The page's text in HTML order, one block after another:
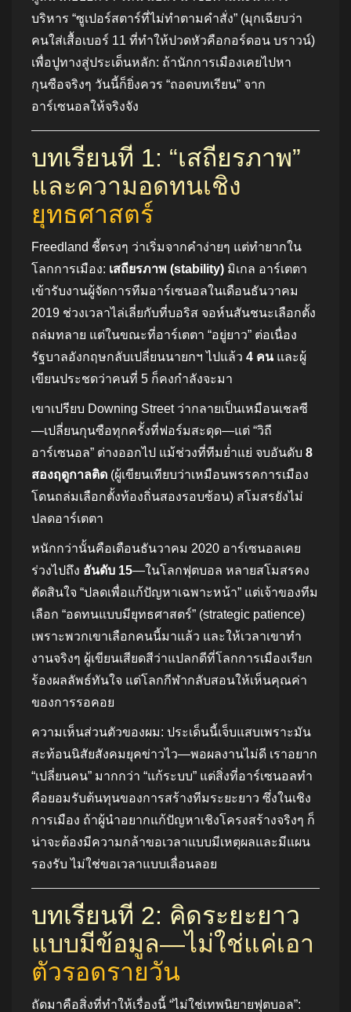
บริหาร “ซูเปอร์สตาร์ที่ไม่ทำตามคำสั่ง” (มุกเฉียบว่า
คนใส่เสื้อเบอร์ 11 ที่ทำให้ปวดหัวคือกอร์ดอน บราวน์)
เพื่อปูทางสู่ประเด็นหลัก: ถ้านักการเมืองเคยไปหา
กุนซือจริงๆ วันนี้ก็ยิ่งควร “ถอดบทเรียน” จาก
อาร์เซนอลให้จริงจัง
บทเรียนที่ 1: “เสถียรภาพ”
และความอดทนเชิง
ยุทธศาสตร์
Freedland ชี้ตรงๆ ว่าเริ่มจากคำง่ายๆ แต่ทำยากใน
โลกการเมือง: เสถียรภาพ (stability) มิเกล อาร์เตตา
เข้ารับงานผู้จัดการทีมอาร์เซนอลในเดือนธันวาคม
2019 ช่วงเวลาไล่เลี่ยกับที่บอริส จอห์นสันชนะเลือกตั้ง
ถล่มทลาย แต่ในขณะที่อาร์เตตา “อยู่ยาว” ต่อเนื่อง
รัฐบาลอังกฤษกลับเปลี่ยนนายกฯ ไปแล้ว 4 คนและผู้
เขียนประชดว่าคนที่ 5 ก็คงกำลังจะมา
เขาเปรียบ Downing Street ว่ากลายเป็นเหมือนเชลซี
—เปลี่ยนกุนซือทุกครั้งที่ฟอร์มสะดุด—แต่ “วิถี
อาร์เซนอล” ต่างออกไป แม้ช่วงที่ทีมย่ำแย่ จบอันดับ 8
สองฤดูกาลติด (ผู้เขียนเทียบว่าเหมือนพรรคการเมือง
โดนถล่มเลือกตั้งท้องถิ่นสองรอบซ้อน) สโมสรยังไม่
ปลดอาร์เตตา
หนักกว่านั้นคือเดือนธันวาคม 2020 อาร์เซนอลเคย
ร่วงไปถึง อันดับ 15—ในโลกฟุตบอล หลายสโมสรคง
ตัดสินใจ “ปลดเพื่อแก้ปัญหาเฉพาะหน้า” แต่เจ้าของทีม
เลือก “อดทนแบบมียุทธศาสตร์” (strategic patience)
เพราะพวกเขาเลือกคนนี้มาแล้ว และให้เวลาเขาทำ
งานจริงๆ ผู้เขียนเสียดสีว่าแปลกดีที่โลกการเมืองเรียก
ร้องผลลัพธ์ทันใจ แต่โลกกีฬากลับสอนให้เห็นคุณค่า
ของการรอคอย
ความเห็นส่วนตัวของผม: ประเด็นนี้เจ็บแสบเพราะมัน
สะท้อนนิสัยสังคมยุคข่าวไว—พอผลงานไม่ดี เราอยาก
“เปลี่ยนคน” มากกว่า “แก้ระบบ” แต่สิ่งที่อาร์เซนอลทำ
คือยอมรับต้นทุนของการสร้างทีมระยะยาว ซึ่งในเชิง
การเมือง ถ้าผู้นำอยากแก้ปัญหาเชิงโครงสร้างจริงๆ ก็
น่าจะต้องมีความกล้าขอเวลาแบบมีเหตุผลและมีแผน
รองรับ ไม่ใช่ขอเวลาแบบเลื่อนลอย
บทเรียนที่ 2: คิดระยะยาว
แบบมีข้อมูล—ไม่ใช่แค่เอา
ตัวรอดรายวัน
ถัดมาคือสิ่งที่ทำให้เรื่องนี้ “ไม่ใช่เทพนิยายฟุตบอล”: